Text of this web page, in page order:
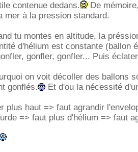
contenue dedans.
De
mer à la pression standard.
tu montes en altitude, la
d'hélium est constante (ballon
gonfler, gonfler... Puis
on voit décoller des ballons
gonflés.
Et d'ou la nécessité
plus haut => faut agrandir
=> faut plus d'hélium => faut